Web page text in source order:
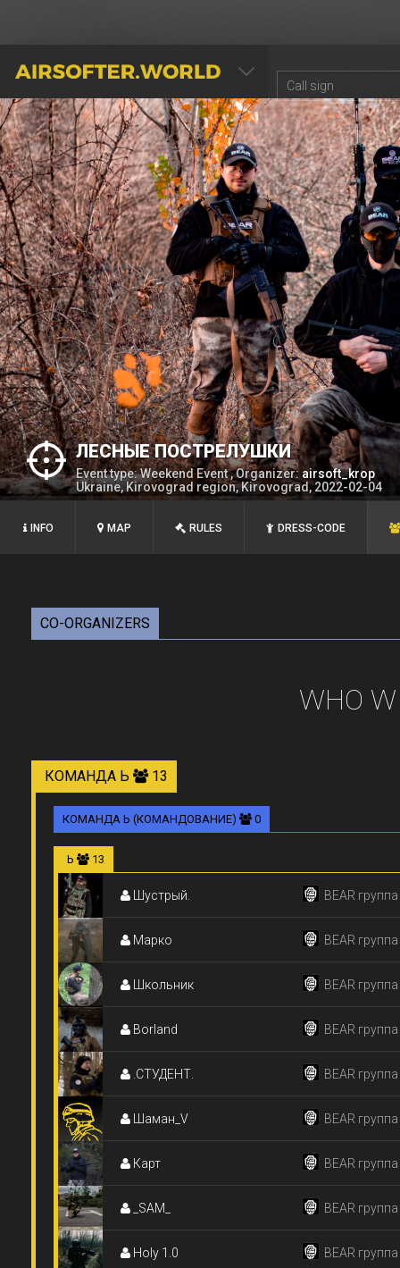
AIRSOFTER.WORLD
ЛЕСНЫЕ ПОСТРЕЛУШКИ
Event type: Weekend Event , Organizer: airsoft_krop
Ukraine, Kirovograd region, Kirovograd, 2022-02-04
INFO MAP RULES DRESS-CODE
CO-ORGANIZERS
WHO
КОМАНДА Ь 13
КОМАНДА Ь (КОМАНДОВАНИЕ) 0
Ь 13
Шустрый. BEAR
Марко BEAR
Школьник BEAR
Borland BEAR
.СТУДЕНТ. BEAR
Шаман_V BEAR
Карт BEAR
_SAM_ BEAR
Holy 1.0 BEAR